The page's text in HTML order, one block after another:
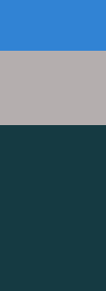
principal